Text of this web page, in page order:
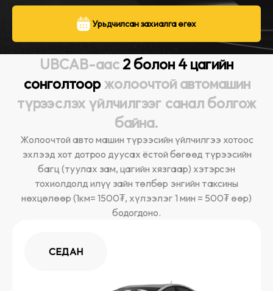
Урьдчилсан захиалга өгөх
UBCAB-аас2 болон 4 цагийн
сонголтоор жолоочтой автомашин
түрээслэх үйлчилгээг санал болгож
байна.
Жолоочтой авто машин түрээсийн үйлчилгээ хотоос
эхлээд хот дотроо дуусах ёстой бөгөөд түрээсийн
багц (туулах зам, цагийн хязгаар) хэтэрсэн
тохиолдолд илүү зайн төлбөр энгийн таксины
нөхцөлөөр (1км= 1500₮, хүлээлэг 1 мин = 500₮ өөр)
бодогдоно.
СЕДАН